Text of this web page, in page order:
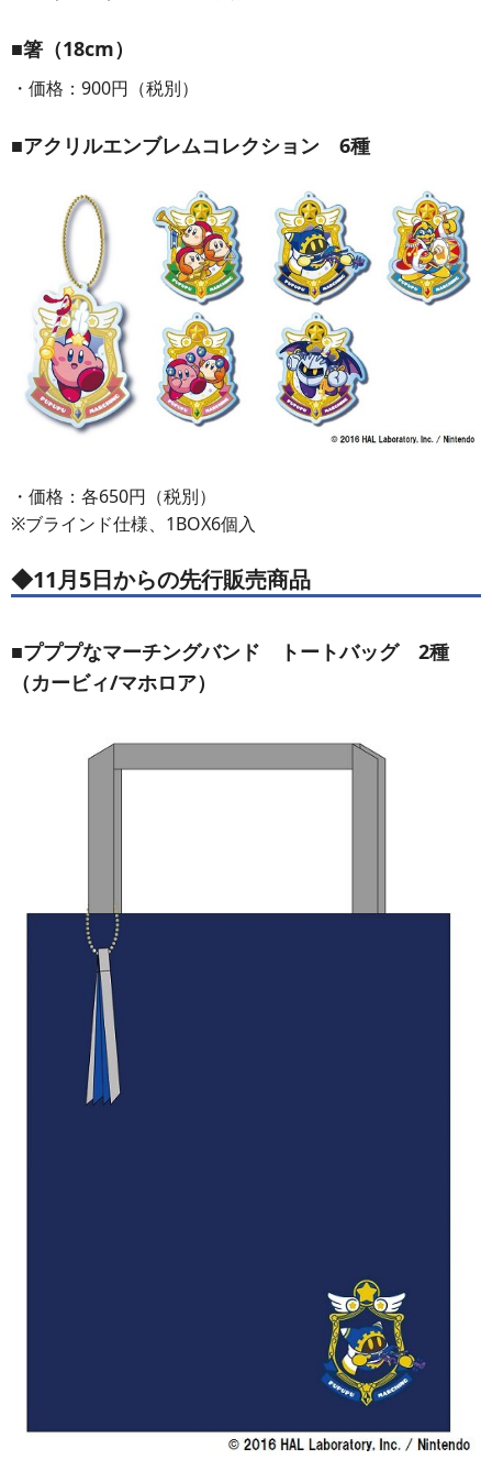
■箸（18cm）
・価格：900円（税別）
■アクリルエンブレムコレクション 6種
・価格：各650円（税別）
※ブラインド仕様、1BOX6個入
◆11月5日からの先行販売商品
■プププなマーチングバンド トートバッグ 2種
（カービィ/マホロア）